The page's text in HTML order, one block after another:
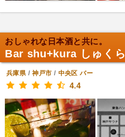
おしゃれな日本酒と共に。
Bar shu+kura しゅくら
兵庫県/神戸市 / 中央区 バー
4.4